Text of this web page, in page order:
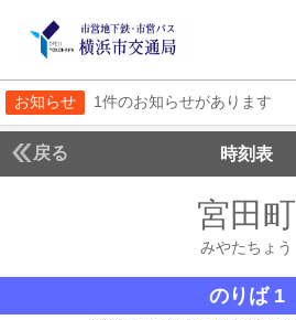
お知らせ 1件のお知らせがあります
戻る 時刻表
宮田町
みやたちょう
のりば 1